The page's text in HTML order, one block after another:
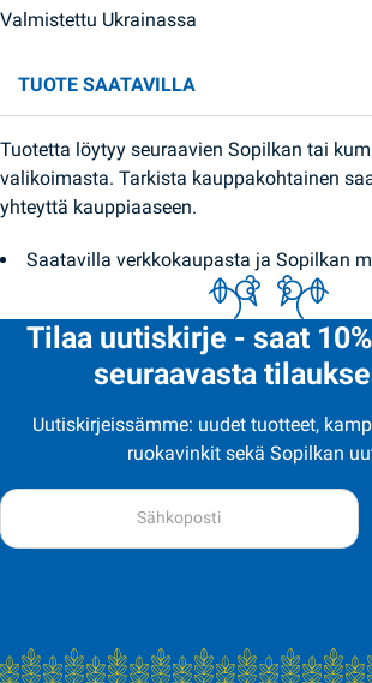
Valmistettu Ukrainassa
TUOTE SAATAVILLA
Tuotetta löytyy seuraavien Sopilkan tai
valikoimasta. Tarkista kauppakohtainen
yhteyttä kauppiaaseen.
Saatavilla verkkokaupasta ja Sopilkan
Tilaa uutiskirje - saat
seuraavasta
Uutiskirjeissämme: uudet tuotteet,
ruokavinkit sekä Sopilkan